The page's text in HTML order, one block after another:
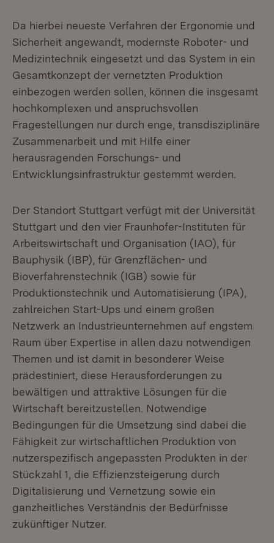
Da hierbei neueste Verfahren der Ergonomie und
Sicherheit angewandt, modernste Roboter- und
Medizintechnik eingesetzt und das System in ein
Gesamtkonzept der vernetzten Produktion
einbezogen werden sollen, können die insgesamt
hochkomplexen und anspruchsvollen
Fragestellungen nur durch enge, transdisziplinäre
Zusammenarbeit und mit Hilfe einer
herausragenden Forschungs- und
Entwicklungsinfrastruktur gestemmt werden.
Der Standort Stuttgart verfügt mit der Universität
Stuttgart und den vier Fraunhofer-Instituten für
Arbeitswirtschaft und Organisation (IAO), für
Bauphysik (IBP), für Grenzflächen- und
Bioverfahrenstechnik (IGB) sowie für
Produktionstechnik und Automatisierung (IPA),
zahlreichen Start-Ups und einem großen
Netzwerk an Industrieunternehmen auf engstem
Raum über Expertise in allen dazu notwendigen
Themen und ist damit in besonderer Weise
prädestiniert, diese Herausforderungen zu
bewältigen und attraktive Lösungen für die
Wirtschaft bereitzustellen. Notwendige
Bedingungen für die Umsetzung sind dabei die
Fähigkeit zur wirtschaftlichen Produktion von
nutzerspezifisch angepassten Produkten in der
Stückzahl 1, die Effizienzsteigerung durch
Digitalisierung und Vernetzung sowie ein
ganzheitliches Verständnis der Bedürfnisse
zukünftiger Nutzer.